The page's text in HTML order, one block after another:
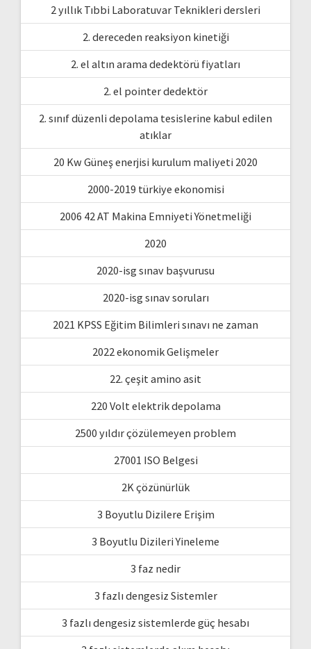
2 yıllık Tıbbi Laboratuvar Teknikleri dersleri
2. dereceden reaksiyon kinetiği
2. el altın arama dedektörü fiyatları
2. el pointer dedektör
2. sınıf düzenli depolama tesislerine kabul edilen
atıklar
20 Kw Güneş enerjisi kurulum maliyeti 2020
2000-2019 türkiye ekonomisi
2006 42 AT Makina Emniyeti Yönetmeliği
2020
2020-isg sınav başvurusu
2020-isg sınav soruları
2021 KPSS Eğitim Bilimleri sınavı ne zaman
2022 ekonomik Gelişmeler
22. çeşit amino asit
220 Volt elektrik depolama
2500 yıldır çözülemeyen problem
27001 ISO Belgesi
2K çözünürlük
3 Boyutlu Dizilere Erişim
3 Boyutlu Dizileri Yineleme
3 faz nedir
3 fazlı dengesiz Sistemler
3 fazlı dengesiz sistemlerde güç hesabı